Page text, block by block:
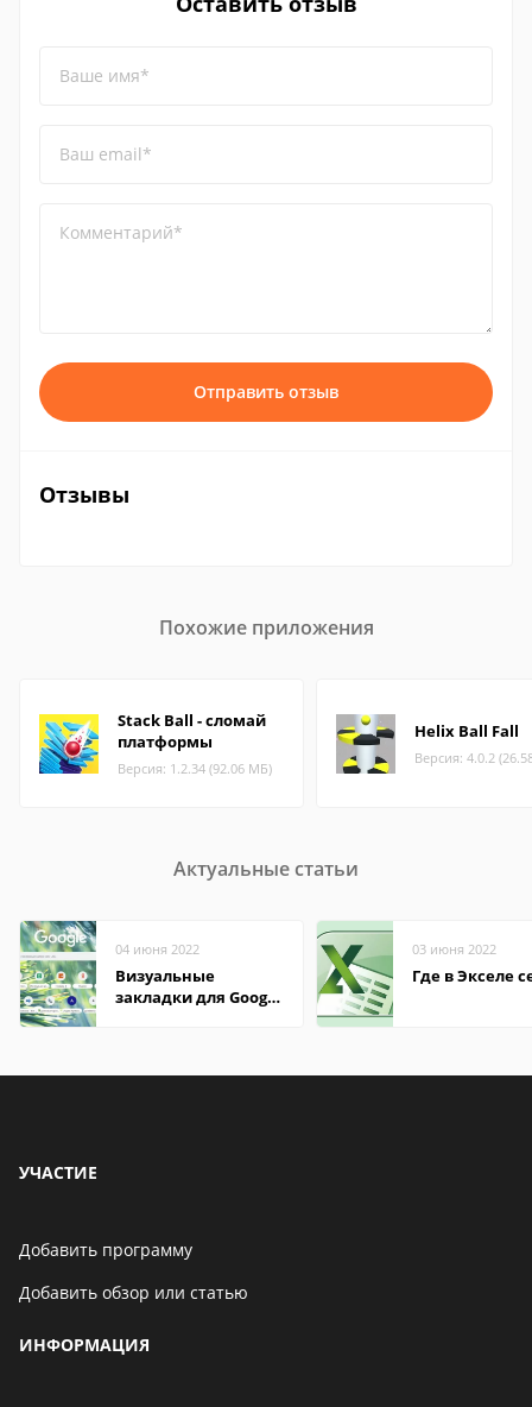
Ваше имя*
Ваш email*
Комментарий*
Отправить отзыв
Отзывы
Похожие приложения
Stack Ball - сломай
платформы
Версия: 1.2.34 (92.06 МБ)
Helix Ball Fall
Версия: 4.0.2
Актуальные статьи
04 июня 2022
Визуальные
закладки для Google
03 июня 2022
Где в Экселе
УЧАСТИЕ
Добавить программу
Добавить обзор или статью
ИНФОРМАЦИЯ